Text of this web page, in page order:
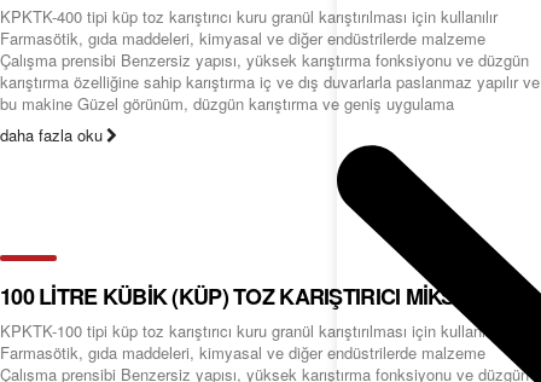
KPKTK-400 tipi küp toz karıştırıcı kuru granül karıştırılması için kullanılır
Farmasötik, gıda maddeleri, kimyasal ve diğer endüstrilerde malzeme
Çalışma prensibi Benzersiz yapısı, yüksek karıştırma fonksiyonu ve düzgün
karıştırma özelliğine sahip karıştırma iç ve dış duvarlarla paslanmaz yapılır ve
bu makine Güzel görünüm, düzgün karıştırma ve geniş uygulama
daha fazla oku
100 LİTRE KÜBİK (KÜP) TOZ KARIŞTIRICI MİKSER
KPKTK-100 tipi küp toz karıştırıcı kuru granül karıştırılması için kullanılır
Farmasötik, gıda maddeleri, kimyasal ve diğer endüstrilerde malzeme
Çalışma prensibi Benzersiz yapısı, yüksek karıştırma fonksiyonu ve düzgün